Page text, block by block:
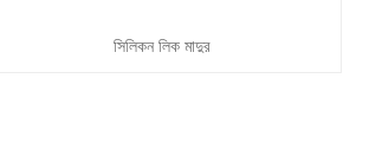
সিলিকন লিক মাদুর